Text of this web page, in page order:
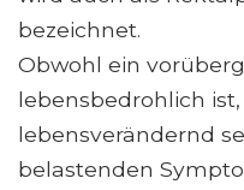
bezeichnet.
Obwohl ein
lebensbedrohlich
lebensverändernd
belastenden